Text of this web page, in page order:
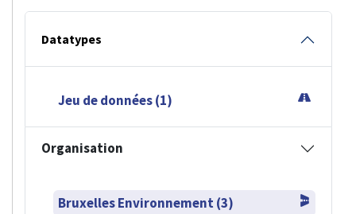
Datatypes
Jeu de données (1)
Organisation
Bruxelles Environnement (3)